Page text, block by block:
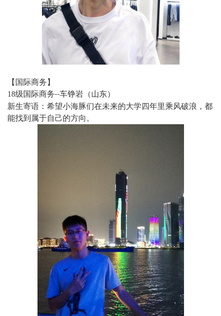
【国际商务】
18级国际商务--车铮岩（山东）
新生寄语：希望小海豚们在未来的大学四年里乘风破浪，都
能找到属于自己的方向。